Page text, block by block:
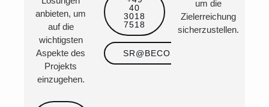
anbieten, um
auf die
wichtigsten
Aspekte des
Projekts
einzugehen.
40
3018
7518
SR@BECOSAN.COM
um die
Zielerreichung
sicherzustellen.